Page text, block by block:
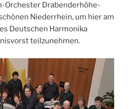
Orchester Drabenderhöhe-
Niederrhein, um hier am
Deutschen Harmonika
teilzunehmen.